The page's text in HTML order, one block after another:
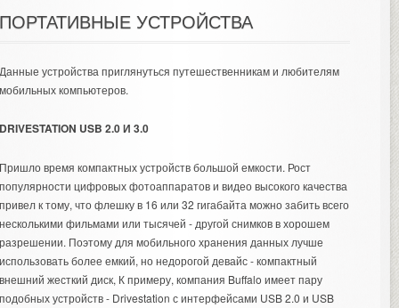
УСТРОЙСТВА
устройства приглянуться путешественникам и любителям
компьютеров.
USB 2.0 И 3.0
время компактных устройств большой емкости. Рост
цифровых фотоаппаратов и видео высокого качества
к тому, что флешку в 16 или 32 гигабайта можно забить всего
фильмами или тысячей - другой снимков в хорошем
Поэтому для мобильного хранения данных лучше
более емкий, но недорогой девайс - компактный
жесткий диск, К примеру, компания Buffalo имеет пару
устройств - Drivestation с интерфейсами USB 2.0 и USB